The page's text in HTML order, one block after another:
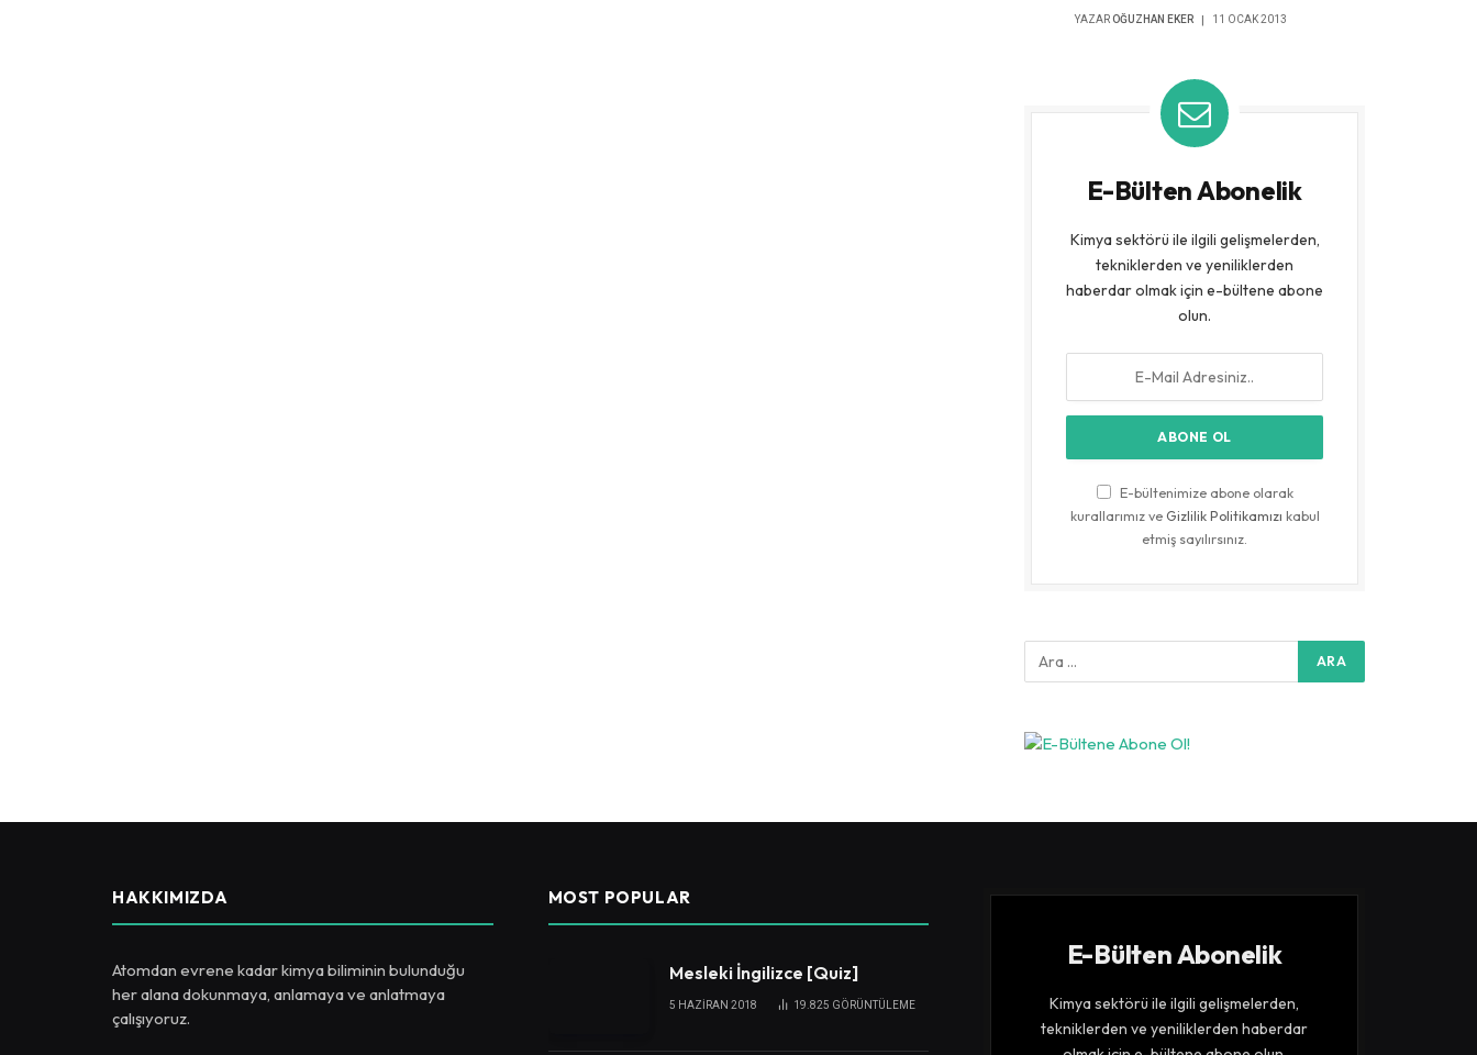
YAZAR OĞUZHAN EKER 11 OCAK 2013
E-Bülten Abonelik
Kimya sektörü ile ilgili gelişmelerden,
tekniklerden ve yeniliklerden
haberdar olmak için e-bültene abone
olun.
E-bültenimize abone olarak
kurallarımız veGizlilik Politikamızı kabul
etmiş sayılırsınız.
HAKKIMIZDA
Atomdan evrene kadar kimya biliminin bulunduğu
her alana dokunmaya, anlamaya ve anlatmaya
çalışıyoruz.
MOST POPULAR
Mesleki İngilizce [Quiz]
5 HAZIRAN 2018 19.825 GÖRÜNTÜLEME
E-Bülten Abonelik
Kimya sektörü ile ilgili gelişmelerden,
tekniklerden ve yeniliklerden haberdar